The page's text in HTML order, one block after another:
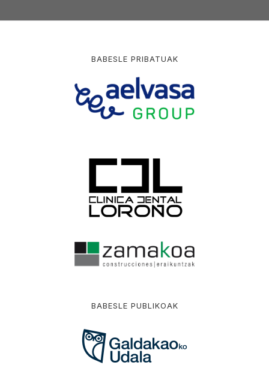
BABESLE PRIBATUAK
BABESLE PUBLIKOAK